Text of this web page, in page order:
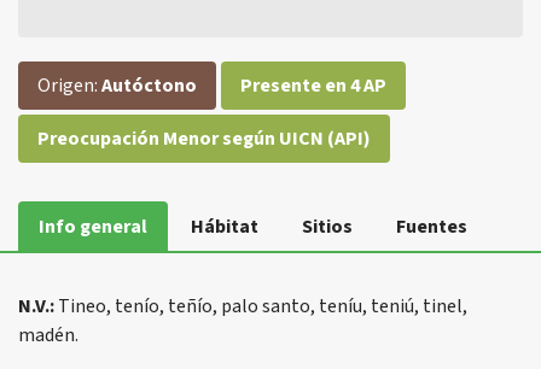
Origen:Autóctono
Presente en 4 AP
Preocupación Menor según UICN (API)
Info general Hábitat Sitios Fuentes
N.V.:Tineo, tenío, teñío, palo santo, teníu, teniú, tinel,
madén.